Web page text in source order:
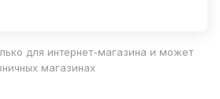
для интернет-магазина и может
магазинах